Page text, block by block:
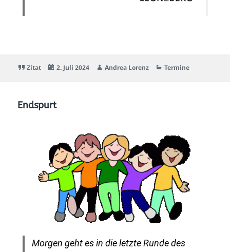
Zitat 2. Juli 2024 Andrea Lorenz Termine
Endspurt
Morgen geht es in die letzte Runde des